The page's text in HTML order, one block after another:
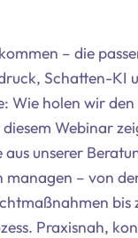
– die
Schatten-KI
Wie holen wir den
Webinar
unserer
– von
bis
Praxisnah,